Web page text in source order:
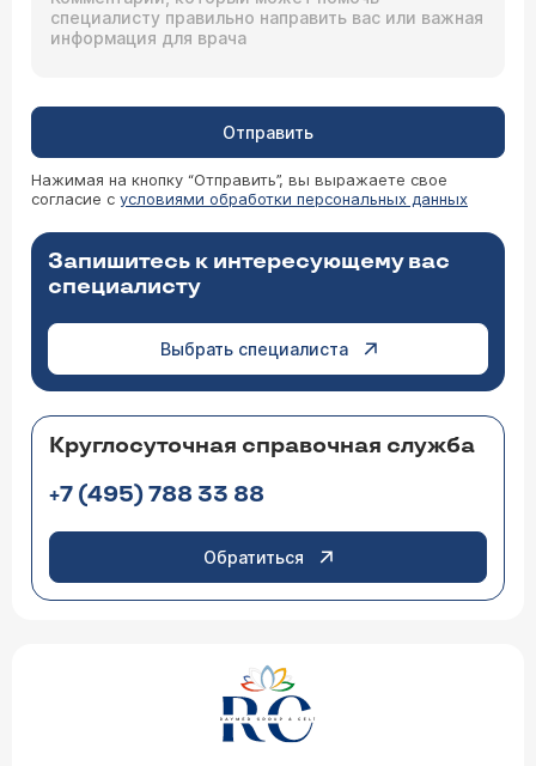
Отправить
Нажимая на кнопку “Отправить”, вы выражаете свое
согласие с условиями обработки персональных данных
Запишитесь к интересующему вас
специалисту
Выбрать специалиста
Круглосуточная справочная служба
+7 (495) 788 33 88
Обратиться